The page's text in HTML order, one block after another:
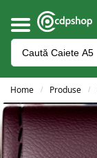
Home / Produse /